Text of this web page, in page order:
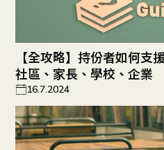
【全攻略】持份者如何支
社區、家長、學校、企業
16.7.2024